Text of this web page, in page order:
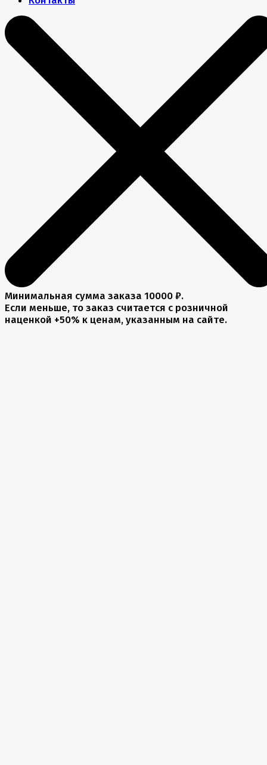
Минимальная сумма заказа 10000 ₽.
Если меньше, то заказ считается с розничной
наценкой +50% к ценам, указанным на сайте.